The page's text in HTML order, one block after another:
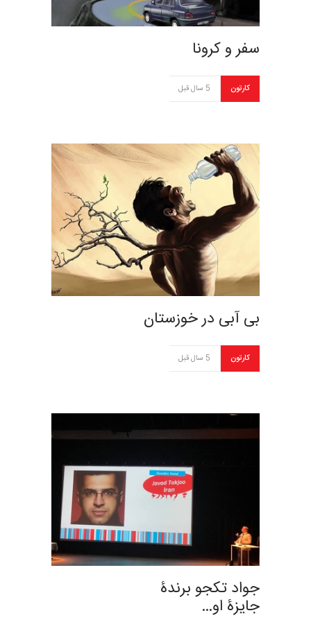
سفر و کرونا
کارتون 5 سال قبل
بی آبی در خوزستان
کارتون 5 سال قبل
جواد تکجو برندۀ
جایزۀ او…